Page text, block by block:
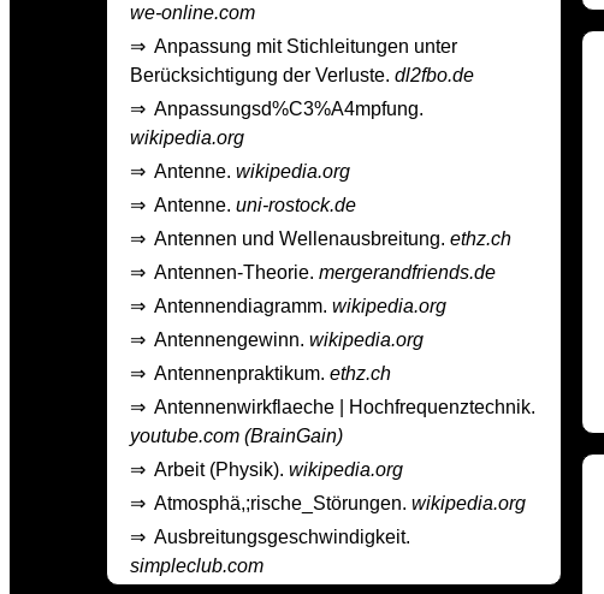
we-online.com
⇒ Anpassung mit Stichleitungen unter
Berücksichtigung der Verluste. dl2fbo.de
⇒ Anpassungsd%C3%A4mpfung.
wikipedia.org
⇒ Antenne. wikipedia.org
⇒ Antenne. uni-rostock.de
⇒ Antennen und Wellenausbreitung. ethz.ch
⇒ Antennen-Theorie. mergerandfriends.de
⇒ Antennendiagramm. wikipedia.org
⇒ Antennengewinn. wikipedia.org
⇒ Antennenpraktikum. ethz.ch
⇒ Antennenwirkflaeche | Hochfrequenztechnik.
youtube.com (BrainGain)
⇒ Arbeit (Physik). wikipedia.org
⇒ Atmosphä,;rische_Störungen. wikipedia.org
⇒ Ausbreitungsgeschwindigkeit.
simpleclub.com